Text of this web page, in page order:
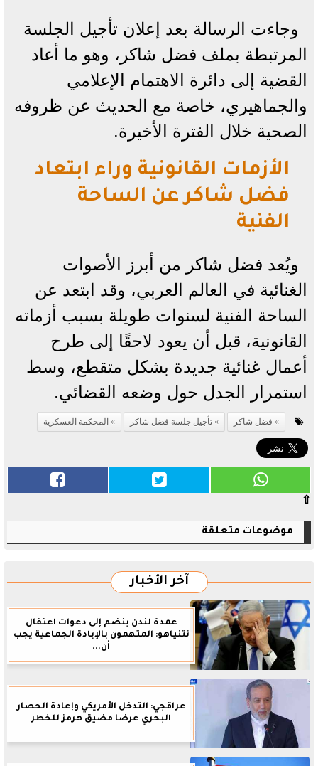
وجاءت الرسالة بعد إعلان تأجيل الجلسة
المرتبطة بملف فضل شاكر، وهو ما أعاد
القضية إلى دائرة الاهتمام الإعلامي
والجماهيري، خاصة مع الحديث عن ظروفه
الصحية خلال الفترة الأخيرة.
الأزمات القانونية وراء ابتعاد
فضل شاكر عن الساحة
الفنية
ويُعد فضل شاكر من أبرز الأصوات
الغنائية في العالم العربي، وقد ابتعد عن
الساحة الفنية لسنوات طويلة بسبب أزماته
القانونية، قبل أن يعود لاحقًا إلى طرح
أعمال غنائية جديدة بشكل متقطع، وسط
استمرار الجدل حول وضعه القضائي.
فضل شاكر تأجيل جلسة فضل شاكر المحكمة العسكرية
⇧
موضوعات متعلقة
آخر الأخبار
عمدة لندن ينضم إلى دعوات اعتقال
نتنياهو: المتهمون بالإبادة الجماعية يجب
أن...
عراقجي: التدخل الأمريكي وإعادة الحصار
البحري عرضا مضيق هرمز للخطر